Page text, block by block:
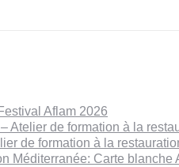
Aflam 2026
Atelier de formation à la
de formation à la
Méditerranée: Carte blanche